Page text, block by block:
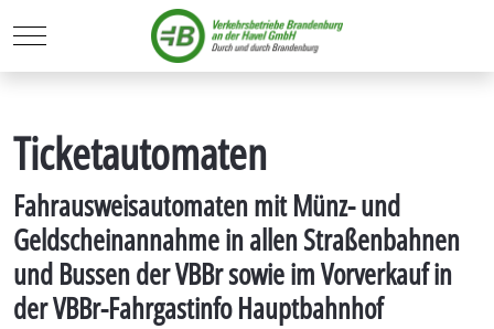
Mobile Menu Toggle
Ticketautomaten
Fahrausweisautomaten mit Münz- und
Geldscheinannahme in allen Straßenbahnen
und Bussen der VBBr sowie im Vorverkauf in
der VBBr-Fahrgastinfo Hauptbahnhof